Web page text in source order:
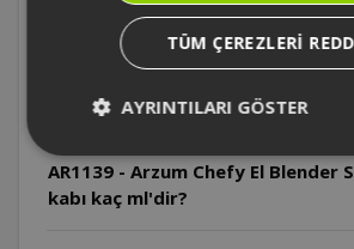
AR1139 - Arzum Chefy El Blender
kadardır?
AR1139 - Arzum Chefy El Blender
kabı kaç ml'dir?
TÜM ÇEREZLERI
AYRINTILARI GÖSTER